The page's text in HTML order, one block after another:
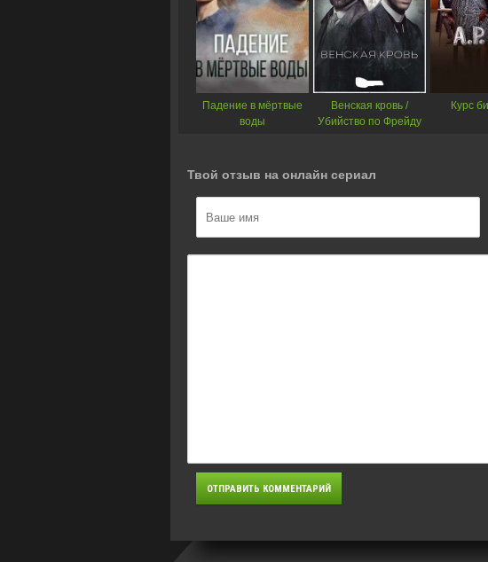
Падение в мёртвые
воды
Венская кровь /
Убийство по Фрейду
Курс
Твой отзыв на онлайн сериал